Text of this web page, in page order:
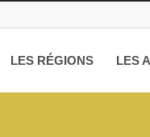
LES RÉGIONS LES